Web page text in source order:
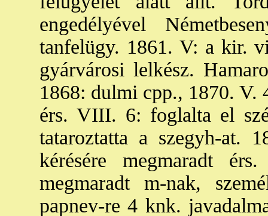
engedélyével
tanfelügy. 1861. V: a kir.
gyárvárosi lelkész.
1868: dulmi cpp., 1870.
érs. VIII. 6: foglalta el
tataroztatta a szegyh-at.
kérésére megmaradt
megmaradt m-nak,
papnev-re 4 knk.